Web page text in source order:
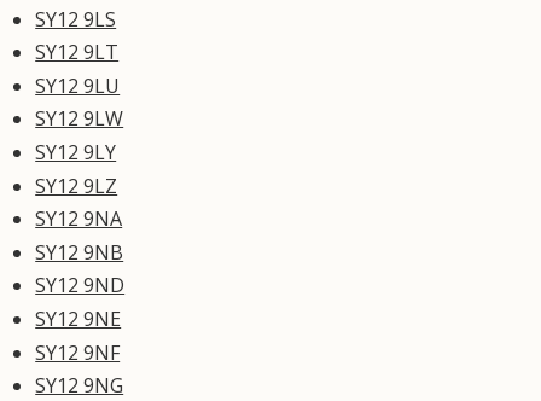
SY12 9LS
SY12 9LT
SY12 9LU
SY12 9LW
SY12 9LY
SY12 9LZ
SY12 9NA
SY12 9NB
SY12 9ND
SY12 9NE
SY12 9NF
SY12 9NG